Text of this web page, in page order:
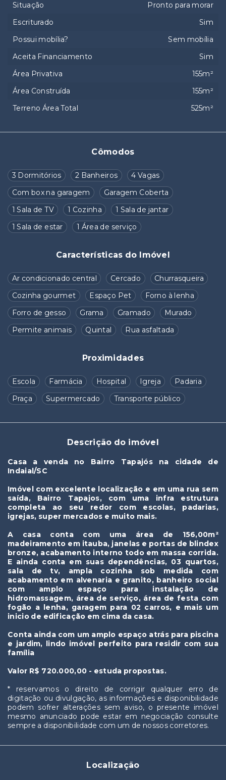
Cômodos
3 Dormitórios 2 Banheiros
4 Vagas
Com box na garagem
Garagem Coberta
1 Sala de TV
1 Cozinha
1 Sala de jantar
1 Sala de estar
1 Área de serviço
Características do Imóvel
Ar condicionado central Cercado
Churrasqueira
Cozinha gourmet
Espaço Pet
Forno à lenha
Forro de gesso
Grama Gramado
Murado
Permite animais
Quintal Rua asfaltada
Proximidades
Escola Farmácia Hospital Igreja
Padaria
Praça
Supermercado Transporte público
Descrição do imóvel
Casa a venda no Bairro Tapajós na cidade de
Indaial/SC
Imóvel com excelente localização e em uma rua sem
saída, Bairro Tapajos, com uma infra estrutura
completa ao seu redor com escolas, padarias,
igrejas, super mercados e muito mais.
A casa conta com uma área de 156,00m²
madeiramento em itauba, janelas e portas de blindex
bronze, acabamento interno todo em massa corrida.
E ainda conta em suas dependências, 03 quartos,
sala de tv, ampla cozinha sob medida com
acabamento em alvenaria e granito, banheiro social
com amplo espaço para instalação de
hidromassagem, área de serviço, área de festa com
fogão a lenha, garagem para 02 carros, e mais um
inicio de edificação em cima da casa.
Conta ainda com um amplo espaço atrás para piscina
e jardim, lindo imóvel perfeito para residir com sua
família
Valor R$ 720.000,00 - estuda propostas.
* reservamos o direito de corrigir qualquer erro de
digitação ou divulgação, as informações e disponibilidade
podem sofrer alterações sem aviso, o presente imóvel
mesmo anunciado pode estar em negociação consulte
sempre a disponibilidade com um de nossos corretores.
Localização
Situação
Pronto para morar
Escriturado
Sim
Possui mobília?
Sem mobília
Aceita Financiamento
Sim
Área Privativa
155m²
Área Construída
155m²
Terreno Área Total
525m²